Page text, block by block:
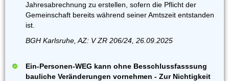
Jahresabrechnung zu erstellen, sofern die Pflicht der
Gemeinschaft bereits während seiner Amtszeit entstanden
ist.
BGH Karlsruhe, AZ: V ZR 206/24, 26.09.2025
Ein-Personen-WEG kann ohne Besschlussfasssung
bauliche Veränderungen vornehmen - Zur Nichtigkeit